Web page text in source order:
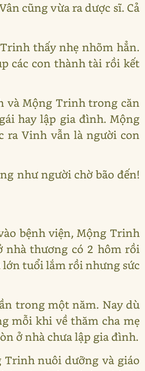
cũng vừa ra dược sĩ. Cả
thấy nhẹ nhõm hẳn.
các con thành tài rồi kết
và Mộng Trinh trong căn
hay lập gia đình. Mộng
ra Vinh vẫn là người con
như người chờ bão đến!
bệnh viện, Mộng Trinh
nhà thương có 2 hôm rồi
lớn tuổi lắm rồi nhưng sức
trong một năm. Nay dù
mỗi khi về thăm cha mẹ
ở nhà chưa lập gia đình.
nuôi dưỡng và giáo